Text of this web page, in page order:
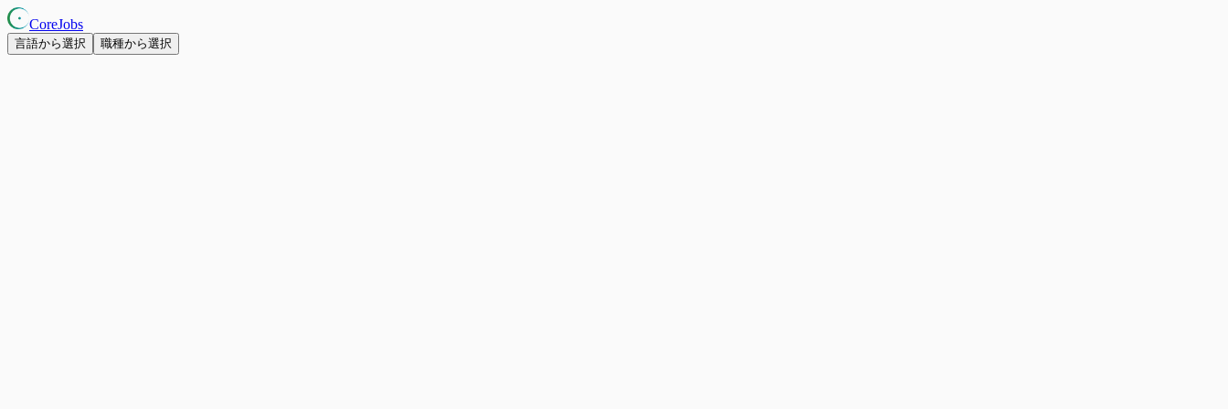
CoreJobs
言語から選択 職種から選択